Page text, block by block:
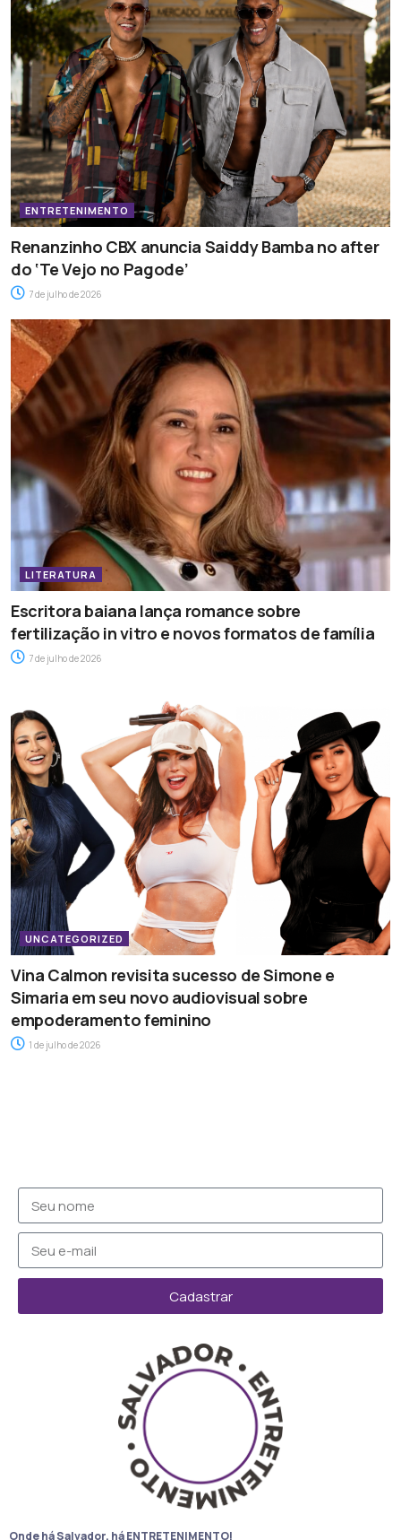
ENTRETENIMENTO
Renanzinho CBX anuncia Saiddy Bamba no after
do ‘Te Vejo no Pagode’
7 de julho de 2026
LITERATURA
Escritora baiana lança romance sobre
fertilização in vitro e novos formatos de família
7 de julho de 2026
UNCATEGORIZED
Vina Calmon revisita sucesso de Simone e
Simaria em seu novo audiovisual sobre
empoderamento feminino
1 de julho de 2026
Cadastrar
Onde há Salvador, há ENTRETENIMENTO!